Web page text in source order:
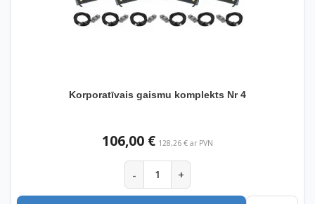
Korporatīvais gaismu komplekts Nr 4
106,00 € 128,26 € ar PVN
- +